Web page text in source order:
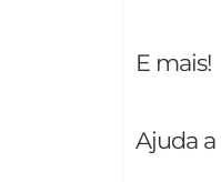
E mais!
Ajuda a